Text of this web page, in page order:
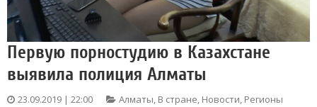
Первую порностудию в Казахстане
выявила полиция Алматы
23.09.2019 | 22:00 Алматы, В стране, Новости, Регионы